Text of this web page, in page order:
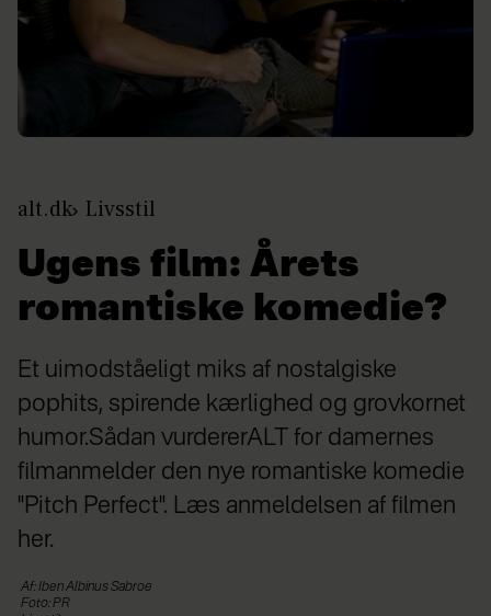
alt.dk Livsstil
Ugens film: Årets
romantiske komedie?
Et uimodståeligt miks af nostalgiske
pophits, spirende kærlighed og grovkornet
humor.Sådan vurdererALT for damernes
filmanmelder den nye romantiske komedie
"Pitch Perfect". Læs anmeldelsen af filmen
her.
Af: Iben Albinus Sabroe
Foto: PR